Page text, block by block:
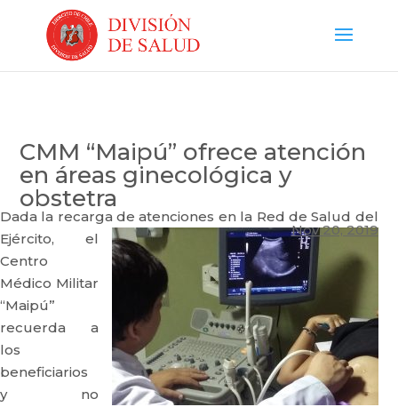
CMM “Maipú” ofrece atención
en áreas ginecológica y
obstetra
Nov 20, 2019
Dada la recarga de atenciones en la Red de Salud del
Ejército, el
Centro
Médico Militar
“Maipú”
recuerda a
los
beneficiarios
y no